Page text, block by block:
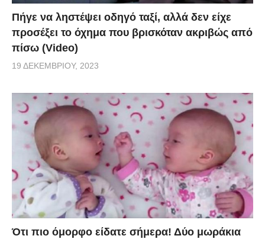
Πήγε να ληστέψει οδηγό ταξί, αλλά δεν είχε
προσέξει το όχημα που βρισκόταν ακριβώς από
πίσω (Video)
19 ΔΕΚΕΜΒΡΊΟΥ, 2023
Ότι πιο όμορφο είδατε σήμερα! Δύο μωράκια